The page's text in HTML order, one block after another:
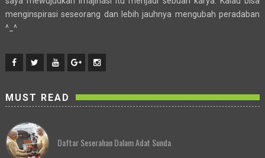
menginspirasi seseorang dan lebih jauhnya mengubah peradaban
^_^
MUST READ
Daftar Seserahan Dalam Adat Sunda